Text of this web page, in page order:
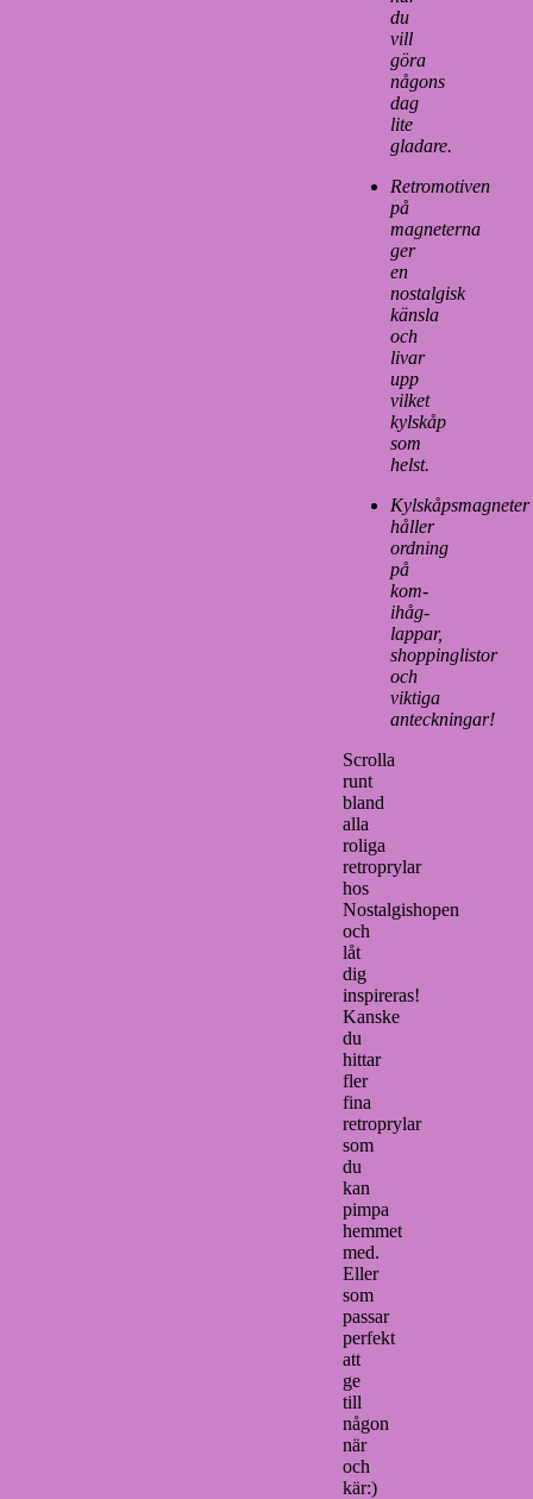
du
vill
göra
någons
dag
lite
gladare.
Retromotiven
på
magneterna
ger
en
nostalgisk
känsla
och
livar
upp
vilket
kylskåp
som
helst.
Kylskåpsmagneter
håller
ordning
på
kom-
ihåg-
lappar,
shoppinglistor
och
viktiga
anteckningar!
Scrolla
runt
bland
alla
roliga
retroprylar
hos
Nostalgishopen
och
låt
dig
inspireras!
Kanske
du
hittar
fler
fina
retroprylar
som
du
kan
pimpa
hemmet
med.
Eller
som
passar
perfekt
att
ge
till
någon
när
och
kär:)